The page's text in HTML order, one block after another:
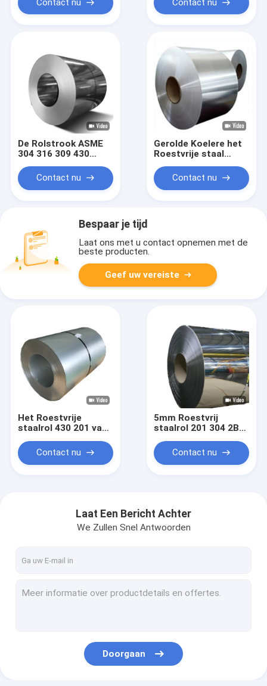
Contact nu
Roestvrij staalblad
Contact nu
De Rolstrook ASME
304 316 309 430
2000mm van het
kleuren Hairline
Roestvrije staal
Contact nu
Gerolde Koelere het
Roestvrije staal
Koelrol 420J SUS404
SUS304 20mm van
JIS AISI
Contact nu
Bespaar je tijd
Laat ons met u contact opnemen met de
beste producten.
Geef uw vereiste
Het Roestvrije
staalrol 430 201 van
BEDELAARSoppervlakte
walst 304 0.35mm 2B
Contact nu
5mm Roestvrij
staalrol 201 304 2B
koudContact nu
Laat Een Bericht Achter
We Zullen Snel Antwoorden
Doorgaan